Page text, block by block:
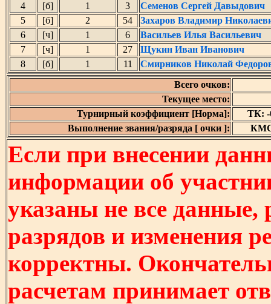
4
[б] 1 3
Семенов Сергей Давыдович
5
[б] 2 54
Захаров Владимир
6
[ч] 1 6
Васильев Илья Васильевич
7
[ч] 1 27
Щукин Иван Иванович
8
[б] 1 11
Смирников Николай
Всего очков:
Текущее место:
Турнирный коэффициент [Норма]:
ТК: -
Выполнение звания/разряда [ очки ]:
КМС
Если при внесении
информации об
указаны не все
разрядов и изменения
корректны.
расчетам принимает